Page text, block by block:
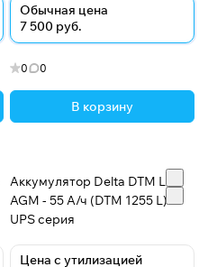
Обычная цена
7 500 руб.
0 0
В корзину
Аккумулятор Delta DTM L
AGM - 55 А/ч (DTM 1255 L)
UPS серия
Цена с утилизацией